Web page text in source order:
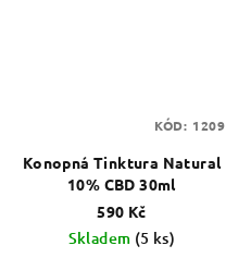
Konopná Tinktura Natural
10% CBD 30ml
590 Kč
Skladem (5 ks)
KÓD: 1209